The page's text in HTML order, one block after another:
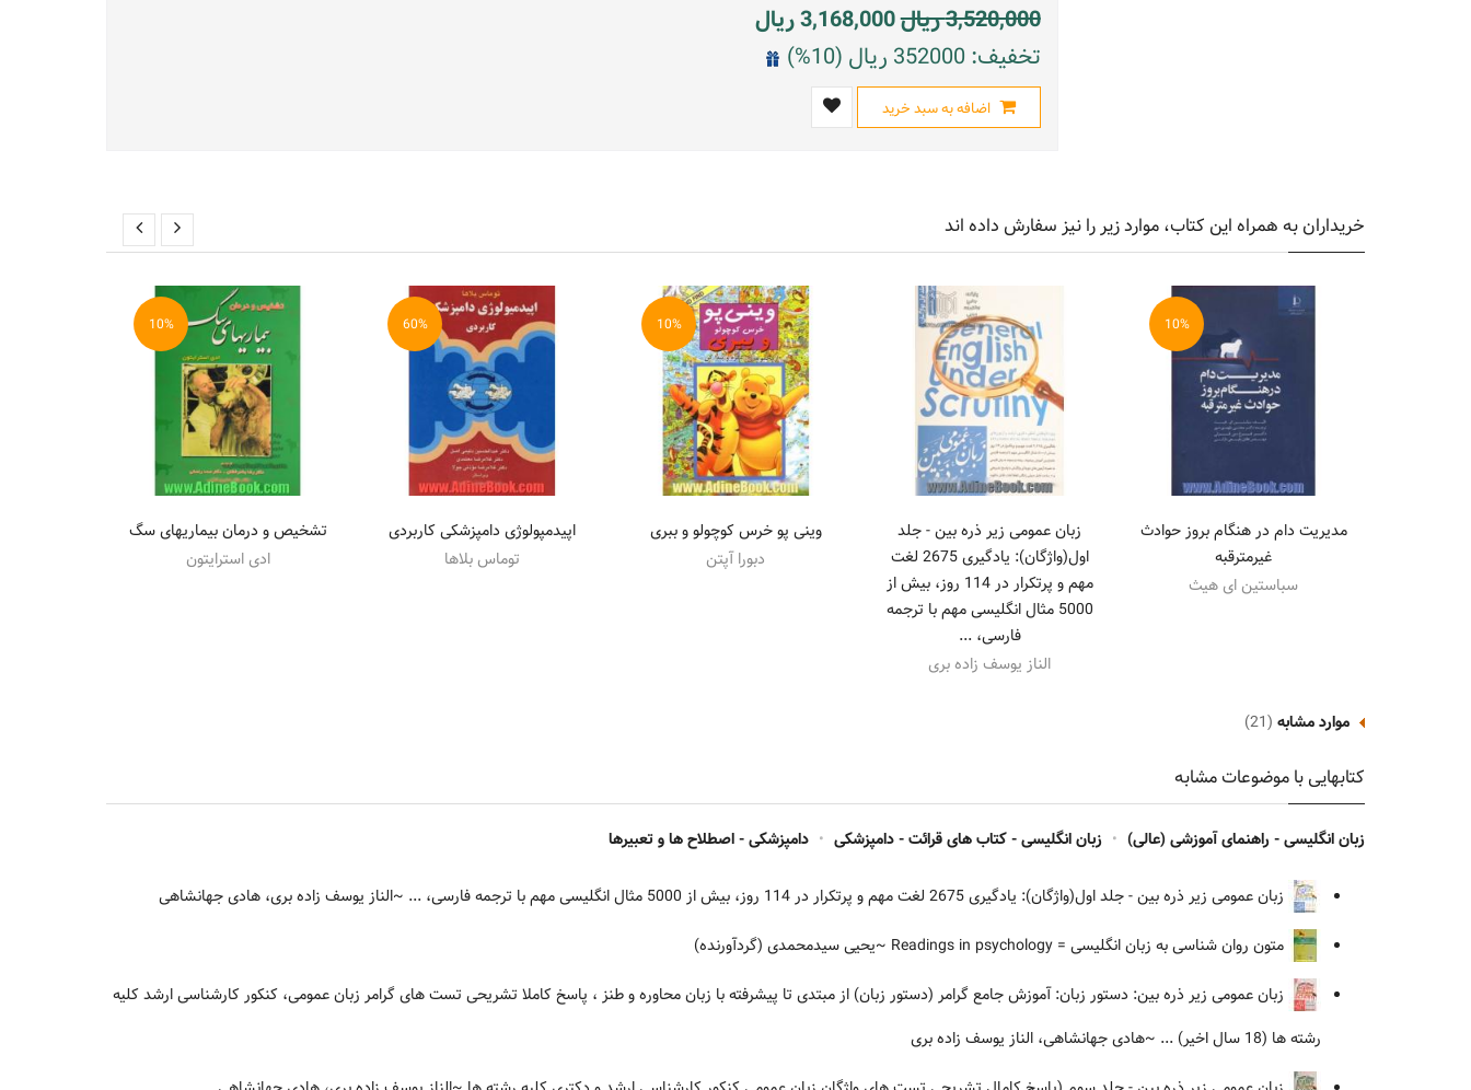
3,520,000ریال3,168,000ریال
تخفیف: 352000 ریال (10%)
اضافه به سبد خرید
خریداران به همراه این کتاب، موارد زیر را نیز سفارش داده اند
10%
مدیریت دام در هنگام بروز حوادث
غیرمترقبه
سباستین ای هیث
زبان عمومی زیر ذره بین - جلد
اول(واژگان): یادگیری 2675 لغت
مهم و پرتکرار در 114 روز، بیش از
5000 مثال انگلیسی مهم با ترجمه
فارسی، ...
الناز یوسف زاده بری
10%
وینی پو خرس کوچولو و ببری
دبورا آپتن
60%
اپیدمپولوژی دامپزشکی کاربردی
توماس بلاها
10%
تشخیص و درمان بیماریهای سگ
ادی استرایتون
موارد مشابه (21)
کتابهایی با موضوعات مشابه
زبان انگلیسی - راهنمای آموزشی (عالی) • زبان انگلیسی - کتاب های قرائت - دامپزشکی • دامپزشکی - اصطلاح ها و تعبیرها
زبان عمومی زیر ذره بین - جلد اول(واژگان): یادگیری 2675 لغت مهم و پرتکرار در 114 روز، بیش از 5000 مثال انگلیسی مهم با ترجمه فارسی، ...
~الناز یوسف زاده بری، هادی جهانشاهی
متون روان شناسی به زبان انگلیسی = Readings in psychology
~یحیی سیدمحمدی (گردآورنده)
زبان عمومی زیر ذره بین: دستور زبان: آموزش جامع گرامر (دستور زبان) از مبتدی تا پیشرفته با زبان محاوره و طنز ، پاسخ کاملا تشریحی تست های گرامر زبان عمومی، کنکور کارشناسی ارشد کلیه
رشته ها (18 سال اخیر) ...
~هادی جهانشاهی، الناز یوسف زاده بری